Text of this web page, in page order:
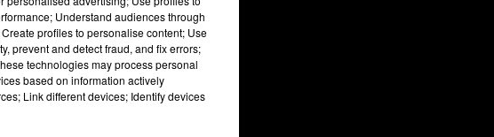
pour gérer
Understand audiences through
profiles to personalise content; Use
prevent and detect fraud, and fix errors;
technologies may process personal
based on information actively
Link different devices; Identify devices